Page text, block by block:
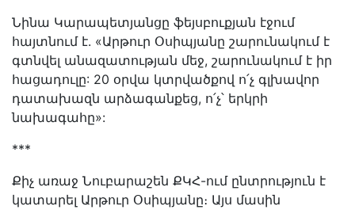
Նինա Կարապետյանցը ֆեյսբուքյան էջում
հայտնում է. «Արթուր Օսիպյանը շարունակում է
գտնվել անազատության մեջ, շարունակում է իր
հացադուլը: 20 օրվա կտրվածքով ո՛չ գլխավոր
դատախազն արձագանքեց, ո՛չ՝ երկրի
նախագահը»:
***
Քիչ առաջ Նուբարաշեն ՔԿՀ-ում ընտրություն է
կատարել Արթուր Օսիպյանը։ Այս մասին